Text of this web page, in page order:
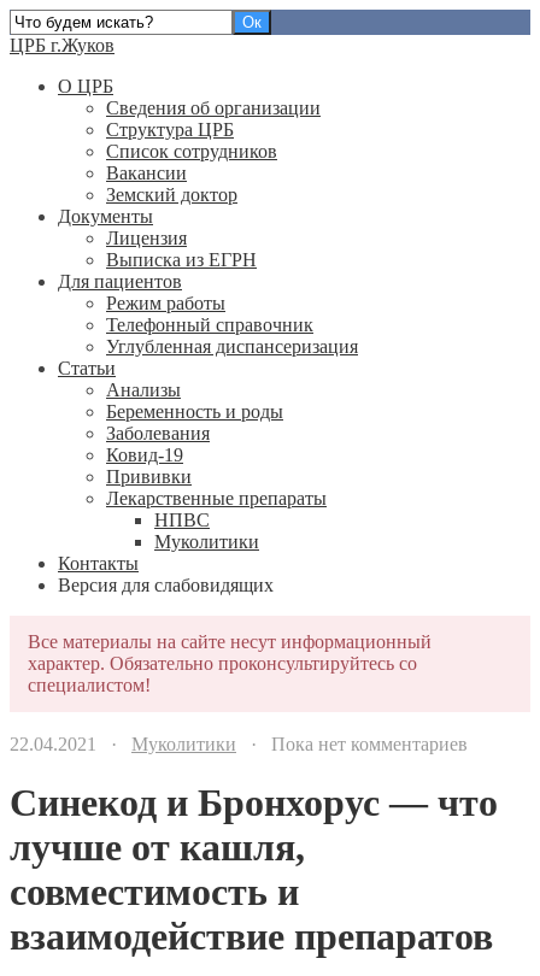
ЦРБ г.Жуков
О ЦРБ
Сведения об организации
Структура ЦРБ
Список сотрудников
Вакансии
Земский доктор
Документы
Лицензия
Выписка из ЕГРН
Для пациентов
Режим работы
Телефонный справочник
Углубленная диспансеризация
Статьи
Анализы
Беременность и роды
Заболевания
Ковид-19
Прививки
Лекарственные препараты
НПВС
Муколитики
Контакты
Версия для слабовидящих
Все материалы на сайте несут информационный
характер. Обязательно проконсультируйтесь со
специалистом!
22.04.2021 · Муколитики · Пока нет комментариев
Синекод и Бронхорус — что
лучше от кашля,
совместимость и
взаимодействие препаратов